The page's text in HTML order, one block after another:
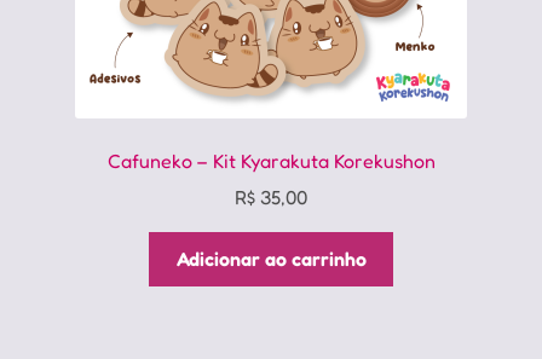
Cafuneko – Kit Kyarakuta Korekushon
R$ 35,00
Adicionar ao carrinho